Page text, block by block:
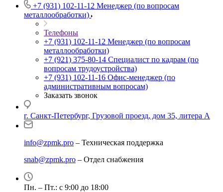
+7 (931) 102-11-12 Менеджер (по вопросам
металлообработки)
Телефоны
+7 (931) 102-11-12 Менеджер (по вопросам
металлообработки)
+7 (921) 375-80-14 Специалист по кадрам (по
вопросам трудоустройства)
+7 (931) 102-11-16 Офис-менеджер (по
административным вопросам)
Заказать звонок
г. Санкт-Петербург, Грузовой проезд, дом 35, литера А
info@zpmk.pro – Техническая поддержка
snab@zpmk.pro – Отдел снабжения
Пн. – Пт.: с 9:00 до 18:00